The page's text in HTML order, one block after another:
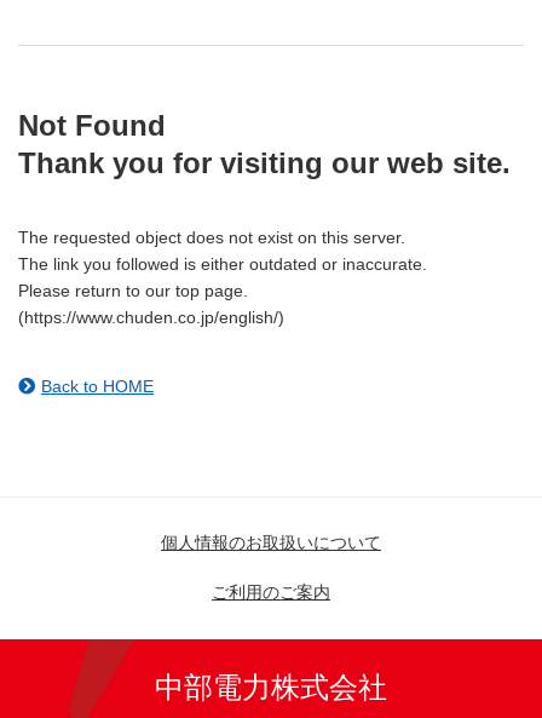
Not Found
Thank you for visiting our web site.
The requested object does not exist on this server.
The link you followed is either outdated or inaccurate.
Please return to our top page.
(https://www.chuden.co.jp/english/)
Back to HOME
個人情報のお取扱いについて
ご利用のご案内
中部電力株式会社